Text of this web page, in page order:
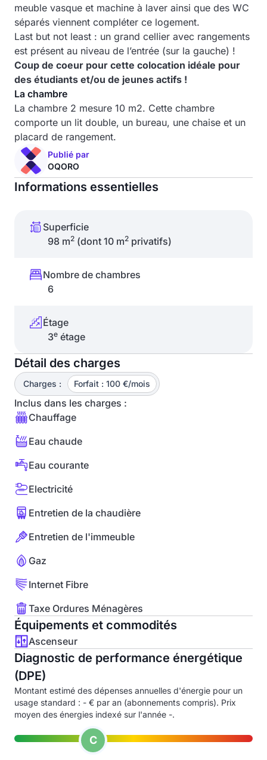
meuble vasque et machine à laver ainsi que des WC
séparés viennent compléter ce logement.
Last but not least : un grand cellier avec rangements
est présent au niveau de l’entrée (sur la gauche) !
Coup de coeur pour cette colocation idéale pour
des étudiants et/ou de jeunes actifs !
La chambre
La chambre 2 mesure 10 m2. Cette chambre
comporte un lit double, un bureau, une chaise et un
placard de rangement.
Publié par
OQORO
Informations essentielles
Superficie
98 m2 (dont 10 m2 privatifs)
Nombre de chambres
6
Étage
3e étage
Détail des charges
Charges : Forfait : 100 €/mois
Inclus dans les charges :
Chauffage
Eau chaude
Eau courante
Electricité
Entretien de la chaudière
Entretien de l'immeuble
Gaz
Internet Fibre
Taxe Ordures Ménagères
Équipements et commodités
Ascenseur
Diagnostic de performance énergétique
(DPE)
Montant estimé des dépenses annuelles d'énergie pour un
usage standard : - € par an (abonnements compris). Prix
moyen des énergies indexé sur l'année -.
C